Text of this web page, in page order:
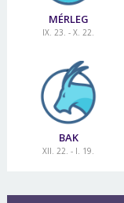
MÉRLEG
IX. 23. - X. 22.
BAK
XII. 22. - I. 19.
Jelszó